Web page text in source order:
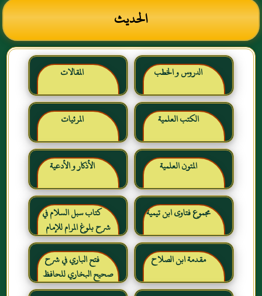
الحديث
الدروس و الخطب المقالات
الكتب العلمية المرئيات
المتون العلمية الأذكار و الأدعية
مجموع فتاوى ابن تيمية
كتاب سبل السلام في
شرح بلوغ المرام للإمام
الصنعاني رحمه الله
مقدمة ابن الصلاح
فتح الباري في شرح
صحيح البخاري للحافظ
ابن حجر العسقلاني